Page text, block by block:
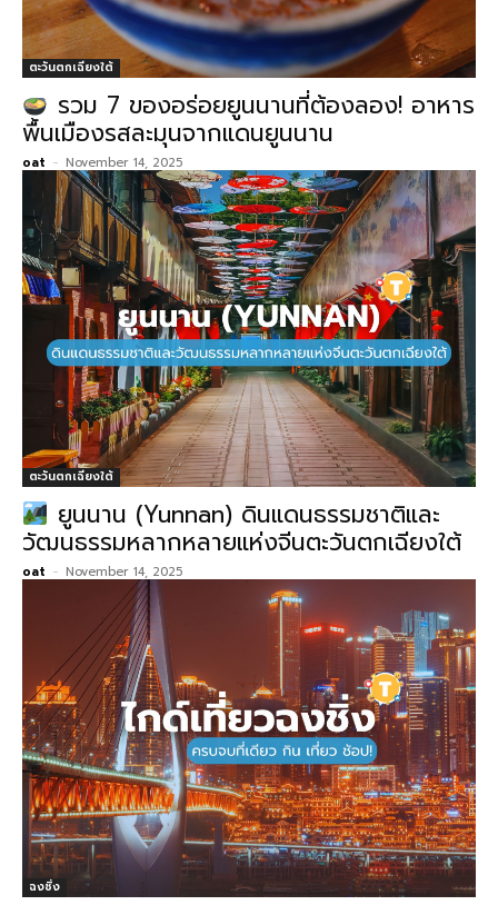
ตะวันตกเฉียงใต้
รวม 7 ของอร่อยยูนนานที่ต้องลอง! อาหาร
พื้นเมืองรสละมุนจากแดนยูนนาน
oat - November 14, 2025
ตะวันตกเฉียงใต้
ยูนนาน (Yunnan) ดินแดนธรรมชาติและ
วัฒนธรรมหลากหลายแห่งจีนตะวันตกเฉียงใต้
oat - November 14, 2025
ฉงชิ่ง